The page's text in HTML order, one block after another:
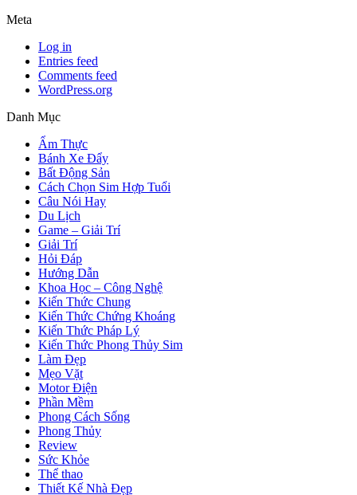
Meta
Log in
Entries feed
Comments feed
WordPress.org
Danh Mục
Ẩm Thực
Bánh Xe Đẩy
Bất Động Sản
Cách Chọn Sim Hợp Tuổi
Câu Nói Hay
Du Lịch
Game – Giải Trí
Giải Trí
Hỏi Đáp
Hướng Dẫn
Khoa Học – Công Nghệ
Kiến Thức Chung
Kiến Thức Chứng Khoáng
Kiến Thức Pháp Lý
Kiến Thức Phong Thủy Sim
Làm Đẹp
Mẹo Vặt
Motor Điện
Phần Mềm
Phong Cách Sống
Phong Thủy
Review
Sức Khỏe
Thể thao
Thiết Kế Nhà Đẹp